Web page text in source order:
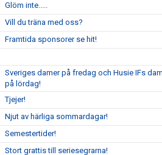
Glöm inte.....
Vill du träna med oss?
Framtida sponsorer se hit!
Sveriges damer på fredag och Husie IFs
på lördag!
Tjejer!
Njut av härliga sommardagar!
Semestertider!
Stort grattis till seriesegrarna!